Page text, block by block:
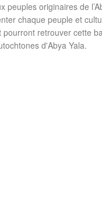
peuples originaires de
chaque peuple et
pourront retrouver cette
d'Abya Yala.